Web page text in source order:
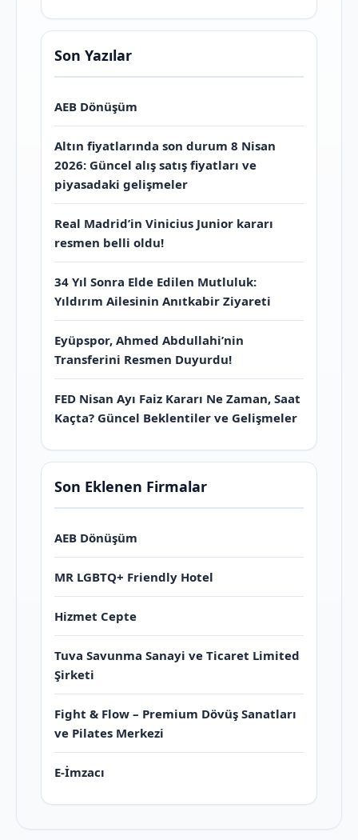
Son Yazılar
AEB Dönüşüm
Altın fiyatlarında son durum 8 Nisan
2026: Güncel alış satış fiyatları ve
piyasadaki gelişmeler
Real Madrid’in Vinicius Junior kararı
resmen belli oldu!
34 Yıl Sonra Elde Edilen Mutluluk:
Yıldırım Ailesinin Anıtkabir Ziyareti
Eyüpspor, Ahmed Abdullahi’nin
Transferini Resmen Duyurdu!
FED Nisan Ayı Faiz Kararı Ne Zaman, Saat
Kaçta? Güncel Beklentiler ve Gelişmeler
Son Eklenen Firmalar
AEB Dönüşüm
MR LGBTQ+ Friendly Hotel
Hizmet Cepte
Tuva Savunma Sanayi ve Ticaret Limited
Şirketi
Fight & Flow – Premium Dövüş Sanatları
ve Pilates Merkezi
E-İmzacı